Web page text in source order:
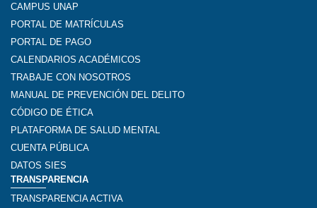
CAMPUS UNAP
PORTAL DE MATRÍCULAS
PORTAL DE PAGO
CALENDARIOS ACADÉMICOS
TRABAJE CON NOSOTROS
MANUAL DE PREVENCIÓN DEL DELITO
CÓDIGO DE ÉTICA
PLATAFORMA DE SALUD MENTAL
CUENTA PÚBLICA
DATOS SIES
TRANSPARENCIA
TRANSPARENCIA ACTIVA